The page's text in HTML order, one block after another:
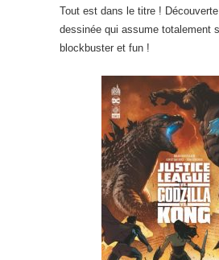
Tout est dans le titre ! Découverte
dessinée qui assume totalement
blockbuster et fun !